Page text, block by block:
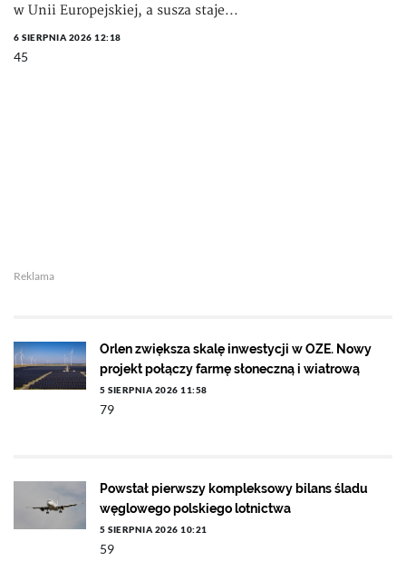
w Unii Europejskiej, a susza staje...
6 SIERPNIA 2026 12:18
45
Reklama
Orlen zwiększa skalę inwestycji w OZE. Nowy
projekt połączy farmę słoneczną i wiatrową
5 SIERPNIA 2026 11:58
79
Powstał pierwszy kompleksowy bilans śladu
węglowego polskiego lotnictwa
5 SIERPNIA 2026 10:21
59